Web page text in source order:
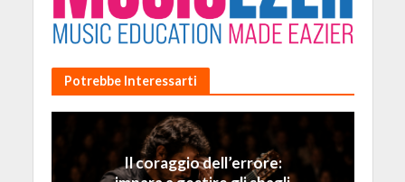
Potrebbe Interessarti
Il coraggio dell’errore: